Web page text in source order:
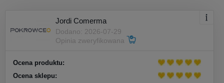
Jordi Comerma
Dodano: 2026-07-29
Opinia zweryfikowana
Ocena produktu:
Ocena sklepu: